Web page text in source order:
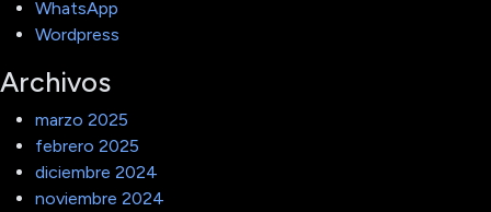
WhatsApp
Wordpress
Archivos
marzo 2025
febrero 2025
diciembre 2024
noviembre 2024